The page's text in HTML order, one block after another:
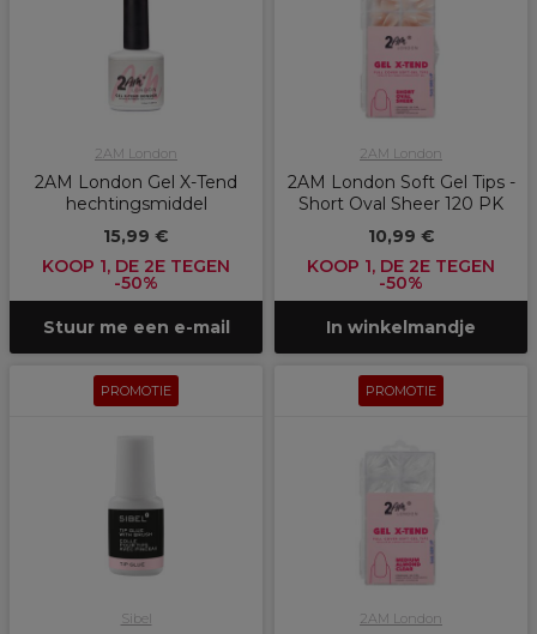
2AM London
2AM London Gel X-Tend
hechtingsmiddel
15,99 €
KOOP 1, DE 2E TEGEN
-50%
Stuur me een e-mail
2AM London
2AM London Soft Gel Tips -
Short Oval Sheer 120 PK
10,99 €
KOOP 1, DE 2E TEGEN
-50%
In winkelmandje
PROMOTIE
Sibel
PROMOTIE
2AM London